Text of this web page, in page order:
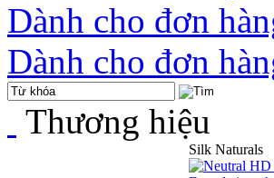
Dành cho đơn
Dành cho đơn
Thương hiệu
Silk Naturals